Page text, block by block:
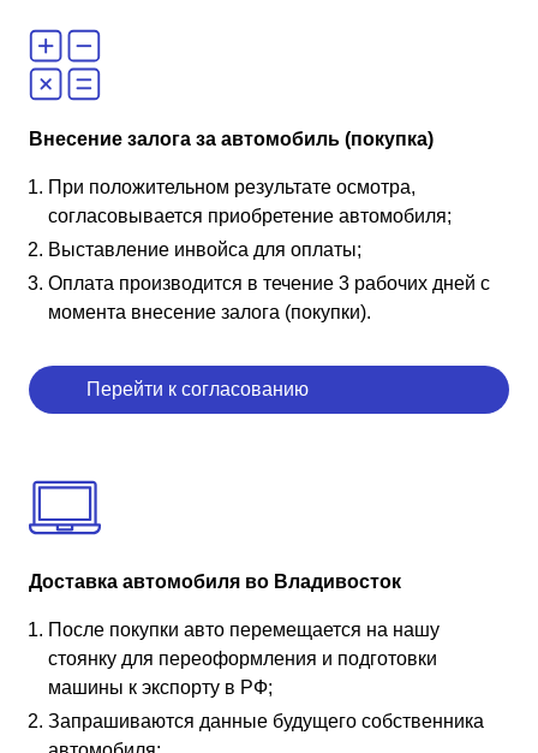
Внесение залога за автомобиль (покупка)
При положительном результате осмотра,
согласовывается приобретение автомобиля;
Выставление инвойса для оплаты;
Оплата производится в течение 3 рабочих дней с
момента внесение залога (покупки).
Перейти к согласованию
Доставка автомобиля во Владивосток
После покупки авто перемещается на нашу
стоянку для переоформления и подготовки
машины к экспорту в РФ;
Запрашиваются данные будущего собственника